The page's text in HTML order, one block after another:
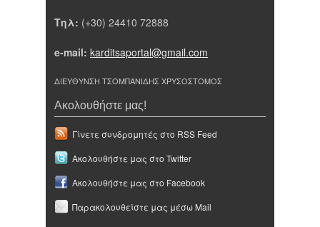
Τηλ: (+30) 24410 72888
e-mail: karditsaportal@gmail.com
ΔΙΕΥΘΥΝΣΗ ΤΣΟΜΠΑΝΙΔΗΣ ΧΡΥΣΟΣΤΟΜΟΣ
Ακολουθήστε μας!
Γίνετε συνδρομητές στο RSS Feed
Ακολουθήστε μας στο Twitter
Ακολουθήστε μας στο Facebook
Παρακολουθείστε μας μέσω Mail